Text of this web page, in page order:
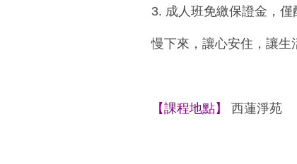
3. 成人班免繳保證金，
慢下來，讓心安住，讓生
【課程地點】 西蓮淨苑